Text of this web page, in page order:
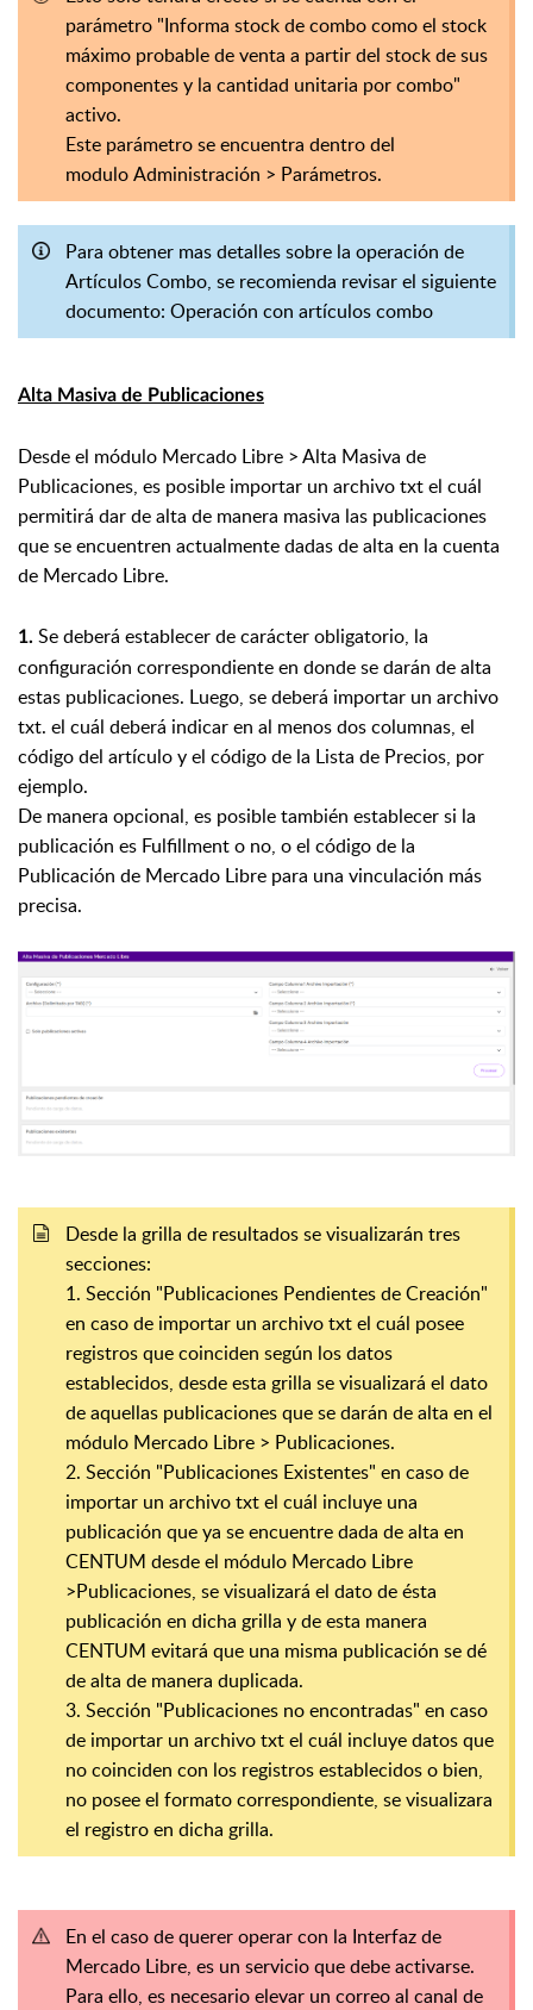
parámetro "Informa stock de combo como el stock
máximo probable de venta a partir del stock de sus
componentes y la cantidad unitaria por combo"
activo.
Este parámetro se encuentra dentro del
modulo Administración > Parámetros.
Para obtener mas detalles sobre la operación de
Artículos Combo, se recomienda revisar el siguiente
documento: Operación con artículos combo
Alta Masiva de Publicaciones
Desde el módulo Mercado Libre > Alta Masiva de
Publicaciones, es posible importar un archivo txt el cuál
permitirá dar de alta de manera masiva las publicaciones
que se encuentren actualmente dadas de alta en la cuenta
de Mercado Libre.
1. Se deberá establecer de carácter obligatorio, la
configuración correspondiente en donde se darán de alta
estas publicaciones. Luego, se deberá importar un archivo
txt. el cuál deberá indicar en al menos dos columnas, el
código del artículo y el código de la Lista de Precios, por
ejemplo.
De manera opcional, es posible también establecer si la
publicación es Fulfillment o no, o el código de la
Publicación de Mercado Libre para una vinculación más
precisa.
Desde la grilla de resultados se visualizarán tres
secciones:
1. Sección "Publicaciones Pendientes de Creación"
en caso de importar un archivo txt el cuál posee
registros que coinciden según los datos
establecidos, desde esta grilla se visualizará el dato
de aquellas publicaciones que se darán de alta en el
módulo Mercado Libre > Publicaciones.
2. Sección "Publicaciones Existentes" en caso de
importar un archivo txt el cuál incluye una
publicación que ya se encuentre dada de alta en
CENTUM desde el módulo Mercado Libre
>Publicaciones, se visualizará el dato de ésta
publicación en dicha grilla y de esta manera
CENTUM evitará que una misma publicación se dé
de alta de manera duplicada.
3. Sección "Publicaciones no encontradas" en caso
de importar un archivo txt el cuál incluye datos que
no coinciden con los registros establecidos o bien,
no posee el formato correspondiente, se visualizara
el registro en dicha grilla.
En el caso de querer operar con la Interfaz de
Mercado Libre, es un servicio que debe activarse.
Para ello, es necesario elevar un correo al canal de